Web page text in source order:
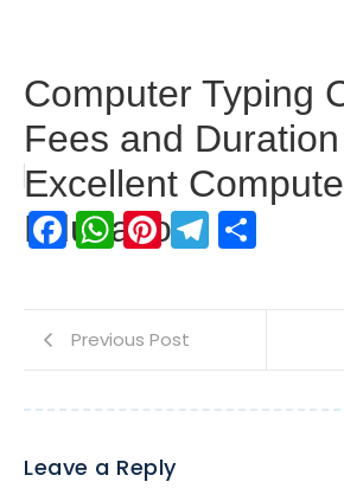
Computer Typing
Fees and
Excellent
Education
Facebook
WhatsApp
Pinterest
Previous Post
Leave a Reply